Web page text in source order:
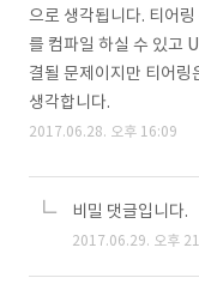
으로 생각됩니다. 티어
를 컴파일 하실 수 있고
결될 문제이지만 티어링
생각합니다.
2017.06.28. 오후 16:09
비밀 댓글입니다.
2017.06.29. 오후